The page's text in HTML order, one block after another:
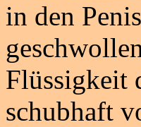
in den
Flüssigkeit
schubhaft